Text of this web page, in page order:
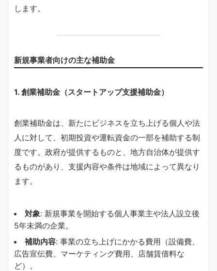
します。
新規事業者向けの主な補助金
1. 創業補助金（スタートアップ支援補助金）
創業補助金は、新たにビジネスを立ち上げる個人や法
人に対して、初期投資や運転資金の一部を補助する制
度です。政府が提供するものと、地方自治体が提供す
るものがあり、支援内容や条件は地域によって異なり
ます。
対象: 新規事業を開始する個人事業主や法人設立後
5年未満の企業。
補助内容: 事業の立ち上げにかかる費用（設備費、
広告宣伝費、マーケティング費用、店舗賃借料な
ど）。